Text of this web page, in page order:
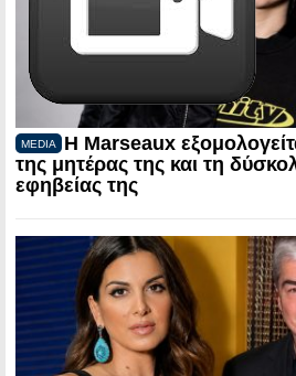
MEDIA
Η Marseaux
της μητέρας της και τη
εφηβείας της